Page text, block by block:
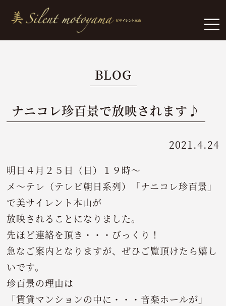
BLOG
ナニコレ珍百景で放映されます♪
2021.4.24
明日４月２５日（日）１９時～
メ～テレ（テレビ朝日系列）「ナニコレ珍百景」
で美サイレント本山が
放映されることになりました。
先ほど連絡を頂き・・・びっくり！
急なご案内となりますが、ぜひご覧頂けたら嬉し
いです。
珍百景の理由は
「賃貸マンションの中に・・・音楽ホールが」